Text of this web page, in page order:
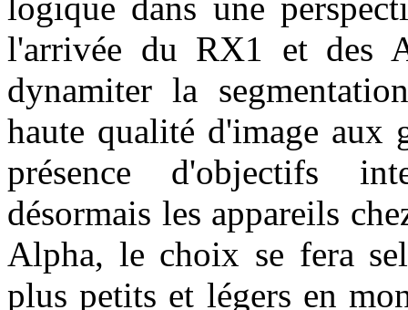
l'arrivée du RX1 et des
dynamiter la
haute qualité d'image aux
présence d'objectifs
désormais les appareils
Alpha, le choix se fera
plus petits et légers en